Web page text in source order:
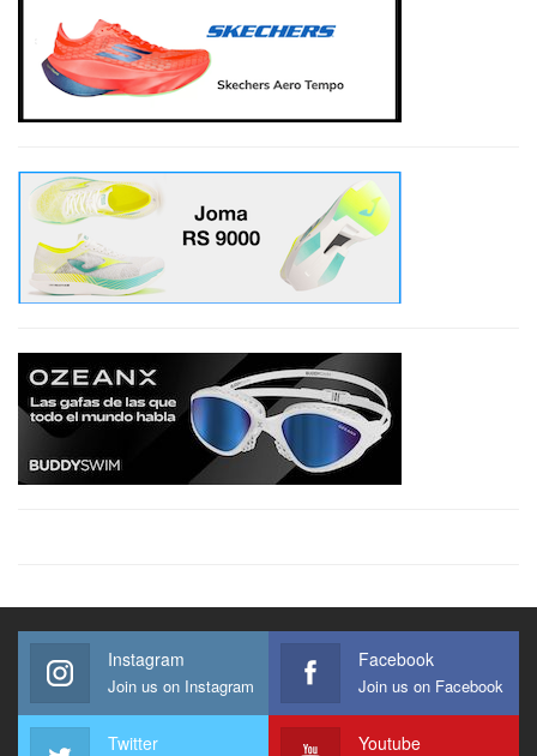
Instagram
Join us on Instagram
Facebook
Join us on Facebook
Twitter Youtube